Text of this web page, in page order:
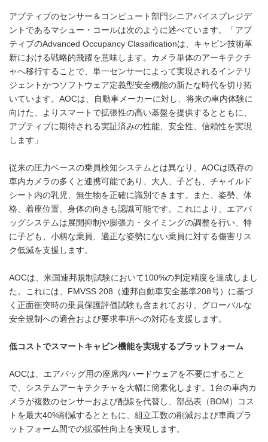
アプティブのセンサー＆コンピュート部門シニアバイスプレジデ
ントであるマシュー・コールは次のように述べています。「アプ
ティブのAdvanced Occupancy Classificationは、キャビン技術革
新における戦略的飛躍を意味します。カメラ単体のアーキテクチ
ャへ移行することで、単一センサーによって実現されるインテリ
ジェントかつソフトウェア定義型安全機能の新たな時代を切り拓
いています。AOCは、自動車メーカーに対し、将来の車内体験に
向けた、よりスマートで拡張性の高い基盤を提供するとともに、
アプティブに期待される実証済みの性能、安全性、信頼性を実現
します」
従来の圧力ベースの乗員検知システムとは異なり、AOCは既存の
車内カメラの多くと連携可能であり、大人、子ども、チャイルド
シート内の乳児、無生物を正確に識別できます。また、姿勢、体
格、着座位置、身体の向きも認識可能です。これにより、エアバ
ッグシステムは展開抑制や膨張力・タイミングの調整を行い、特
に子ども、小柄な乗員、適正な姿勢にない乗員に対する傷害リス
ク低減を支援します。
AOCは、米国連邦規制試験において100%の判定精度を達成しまし
た。これには、FMVSS 208（連邦自動車安全基準208号）に基づ
く正面衝突時の乗員保護評価試験も含まれており、グローバルな
安全規制への適合および要求事項への対応を支援します。
低コストでスマートキャビン機能を実現するプラットフォーム
AOCは、エアバッグ用の座席内ハードウェアを不要にすること
で、システムアーキテクチャを大幅に簡素化します。1台の車内カ
メラが複数のセンサーおよび配線を代替し、部品表（BOM）コス
トを最大40%削減するとともに、組立工数の削減および車両プラ
ットフォーム間での拡張性向上を実現します。